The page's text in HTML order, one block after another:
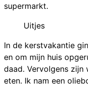
supermarkt.
Uitjes
In de kerstvakantie
en om mijn huis
daad. Vervolgens zijn
eten. Ik nam een